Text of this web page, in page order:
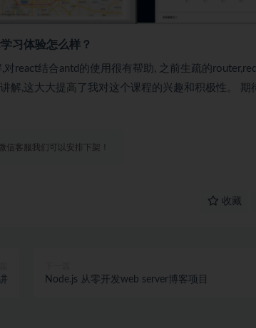
习体验怎么样？
react结合antd的使用很有帮助, 之前生疏的
解,这大大提高了我对这个课程的兴趣和积极性。 期
客服我们可以安排下架！
收藏
Node.js 从零开发web server博客项目